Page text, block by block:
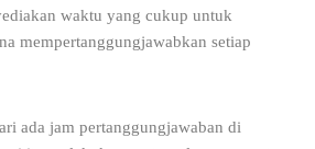
waktu yang cukup untuk
mempertanggungjawabkan setiap
ada jam pertanggungjawaban di